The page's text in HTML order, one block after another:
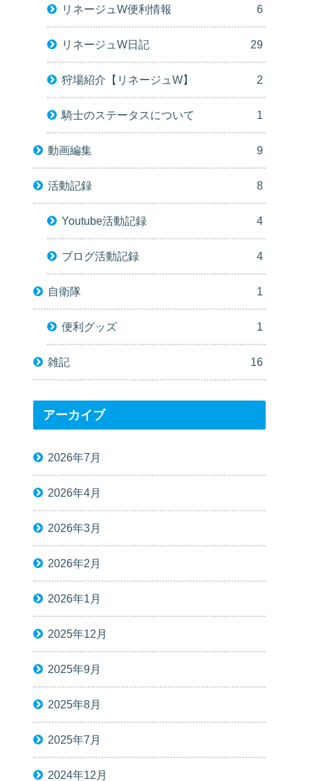
リネージュW便利情報 6
リネージュW日記 29
狩場紹介【リネージュW】 2
騎士のステータスについて 1
動画編集 9
活動記録 8
Youtube活動記録 4
ブログ活動記録 4
自衛隊 1
便利グッズ 1
雑記 16
アーカイブ
2026年7月
2026年4月
2026年3月
2026年2月
2026年1月
2025年12月
2025年9月
2025年8月
2025年7月
2024年12月